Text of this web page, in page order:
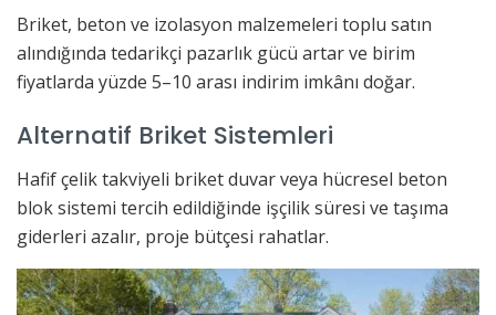
Briket, beton ve izolasyon malzemeleri toplu satın
alındığında tedarikçi pazarlık gücü artar ve birim
fiyatlarda yüzde 5–10 arası indirim imkânı doğar.
Alternatif Briket Sistemleri
Hafif çelik takviyeli briket duvar veya hücresel beton
blok sistemi tercih edildiğinde işçilik süresi ve taşıma
giderleri azalır, proje bütçesi rahatlar.